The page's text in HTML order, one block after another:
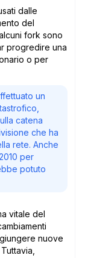
dalle
del
fork sono
progredire una
o per
un
catena
che ha
rete. Anche
per
potuto
vitale del
nuove